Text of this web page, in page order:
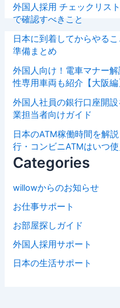
外国人採用 チェックリス
で確認すべきこと
日本に到着してからやる
準備まとめ
外国人向け！電車マナー
性専用車両も紹介【大阪編
外国人社員の銀行口座開
業担当者向けガイド
日本のATM稼働時間を解
行・コンビニATMはいつ使
Categories
willowからのお知らせ
お仕事サポート
お部屋探しガイド
外国人採用サポート
日本の生活サポート